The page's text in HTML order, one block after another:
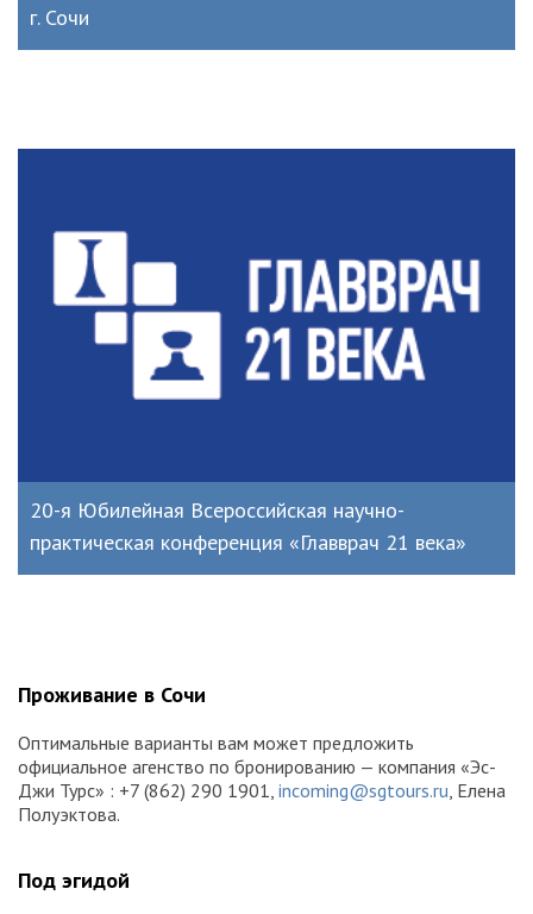
г. Сочи
20-я Юбилейная Всероссийская научно-
практическая конференция «Главврач 21 века»
Проживание в Сочи
Оптимальные варианты вам может предложить
официальное агенство по бронированию — компания «Эс-
Джи Турс» : +7 (862) 290 1901, incoming@sgtours.ru , Елена
Полуэктова.
Под эгидой